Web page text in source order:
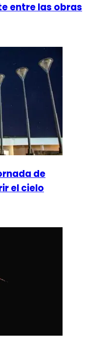
entre las obras
de
el cielo